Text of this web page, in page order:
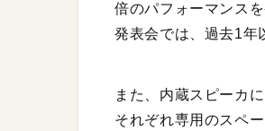
倍のパフォーマンス
発表会では、過去1年
また、内蔵スピーカ
それぞれ専用のスペ